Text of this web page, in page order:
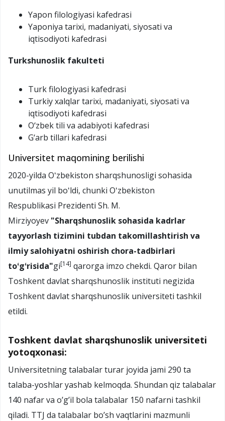
Yapon filologiyasi kafedrasi
Yaponiya tarixi, madaniyati, siyosati va
iqtisodiyoti kafedrasi
Turkshunoslik fakulteti
Turk filologiyasi kafedrasi
Turkiy xalqlar tarixi, madaniyati, siyosati va
iqtisodiyoti kafedrasi
O‘zbek tili va adabiyoti kafedrasi
G‘arb tillari kafedrasi
Universitet maqomining berilishi
2020-yilda Oʻzbekiston sharqshunosligi sohasida
unutilmas yil boʻldi, chunki Oʻzbekiston
Respublikasi Prezidenti Sh. M.
Mirziyoyev "Sharqshunoslik sohasida kadrlar
tayyorlash tizimini tubdan takomillashtirish va
ilmiy salohiyatni oshirish chora-tadbirlari
toʻgʻrisida"gi[14] qarorga imzo chekdi. Qaror bilan
Toshkent davlat sharqshunoslik instituti negizida
Toshkent davlat sharqshunoslik universiteti tashkil
etildi.
Toshkent davlat sharqshunoslik universiteti
yotoqxonasi:
Universitetning talabalar turar joyida jami 290 ta
talaba-yoshlar yashab kelmoqda. Shundan qiz talabalar
140 nafar va o’g’il bola talabalar 150 nafarni tashkil
qiladi. TTJ da talabalar bo’sh vaqtlarini mazmunli